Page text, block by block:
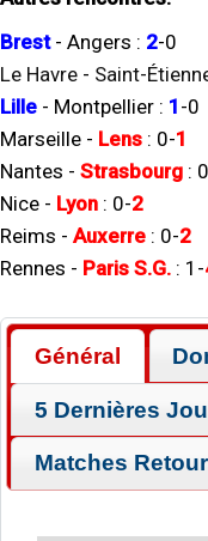
Brest- Angers : 2-0
Le Havre - Saint-
Lille - Montpellier : 1 -0
Marseille - Lens : 0-1
Nantes - Strasbourg : 0
Nice - Lyon : 0-2
Reims - Auxerre : 0-2
Rennes - Paris S.G. : 1 -
Général
5 Dernières
Matches